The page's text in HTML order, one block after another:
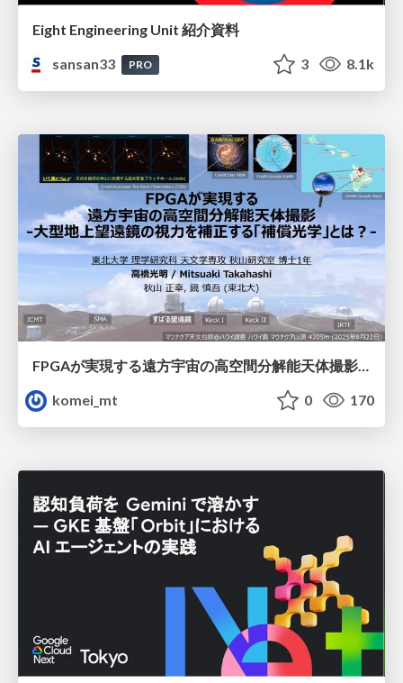
Eight Engineering Unit 紹介資料
sansan33
PRO 3 8.1k
komei_mt
0 170